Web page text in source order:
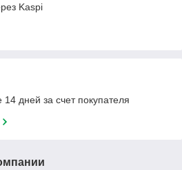
Kaspi
14 дней за счет покупателя